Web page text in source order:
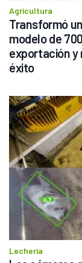
Agricultura
Transformó
modelo de
exportación y
éxito
Lechería